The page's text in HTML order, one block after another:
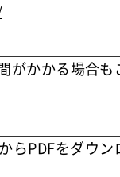
がかかる場合も
らPDFをダウン